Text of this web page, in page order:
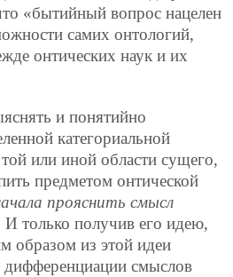
«бытийный вопрос нацелен
самих онтологий,
онтических наук и их
и понятийно
категориальной
или иной области сущего,
предметом онтической
прояснить смысл
И только получив его идею,
образом из этой идеи
дифференциации смыслов